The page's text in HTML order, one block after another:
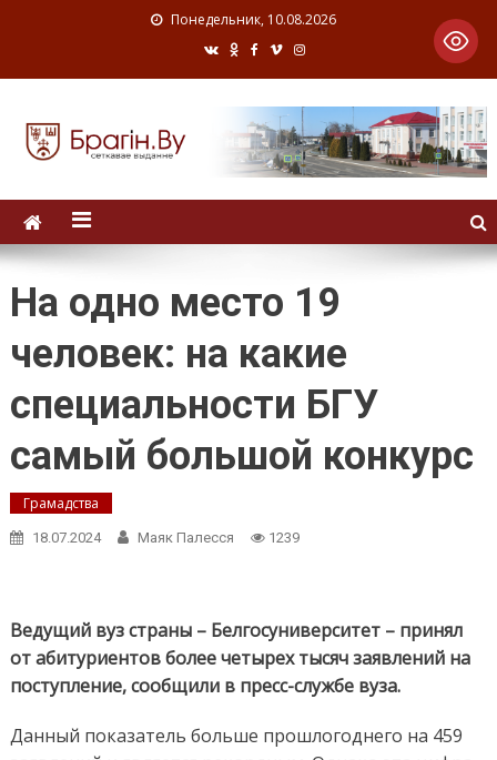
Понедельник, 10.08.2026
На одно место 19
человек: на какие
специальности БГУ
самый большой конкурс
Грамадства
18.07.2024 Маяк Палесся 1239
Ведущий вуз страны – Белгосуниверситет – принял
от абитуриентов более четырех тысяч заявлений на
поступление, сообщили в пресс-службе вуза.
Данный показатель больше прошлогоднего на 459